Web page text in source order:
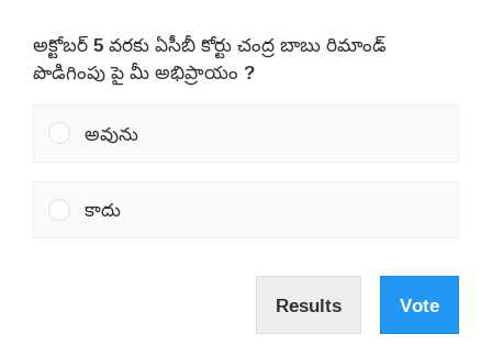
అక్టోబర్ 5 వరకు ఏసీబీ కోర్టు చంద్ర బాబు రిమాండ్
పొడిగింపు పై మీ అభిప్రాయం ?
అవును
కాదు
Results Vote